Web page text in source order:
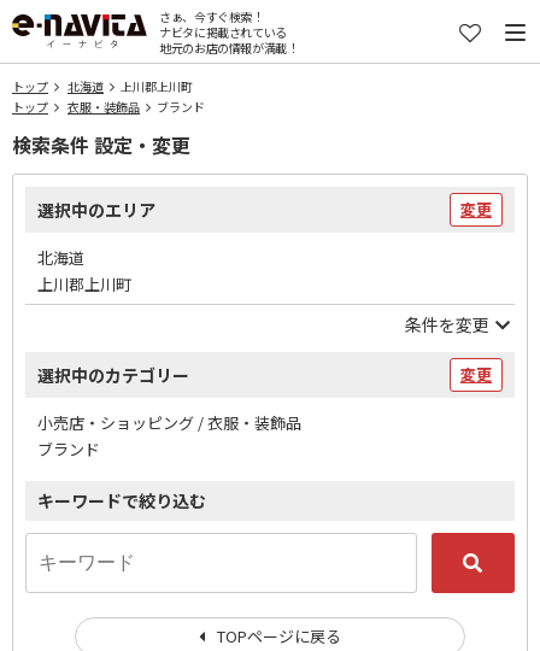
さぁ、今すぐ検索！
ナビタに掲載されている
地元のお店の情報が満載！
トップ 北海道
上川郡上川町
トップ
衣服・装飾品 ブランド
検索条件 設定・変更
選択中のエリア 変更
北海道
上川郡上川町
条件を変更
選択中のカテゴリー 変更
小売店・ショッピング / 衣服・装飾品
ブランド
キーワードで絞り込む
TOPページに戻る